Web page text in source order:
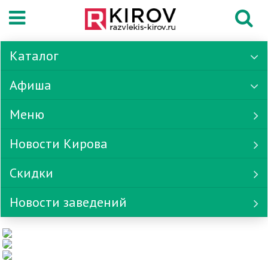
Каталог
Афиша
Меню
Новости Кирова
Скидки
Новости заведений